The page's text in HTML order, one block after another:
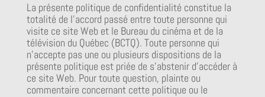
La présente politique de confidentialité constitue la
totalité de l’accord passé entre toute personne qui
visite ce site Web et le Bureau du cinéma et de la
télévision du Québec (BCTQ). Toute personne qui
n’accepte pas une ou plusieurs dispositions de la
présente politique est priée de s’abstenir d’accéder à
ce site Web. Pour toute question, plainte ou
commentaire concernant cette politique ou le